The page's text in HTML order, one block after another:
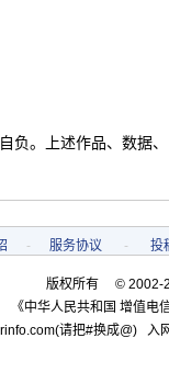
负。上述作品、数据
- 服务协议 - 投
版权所有 © 2002-
《中华人民共和国 增值电
请把#换成@)